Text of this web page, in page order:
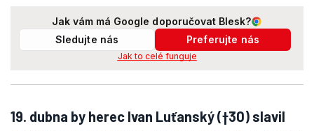
Jak vám má Google doporučovat Blesk?
Sledujte nás
Preferujte nás
Jak to celé funguje
19. dubna by herec Ivan Luťanský (†30) slavil